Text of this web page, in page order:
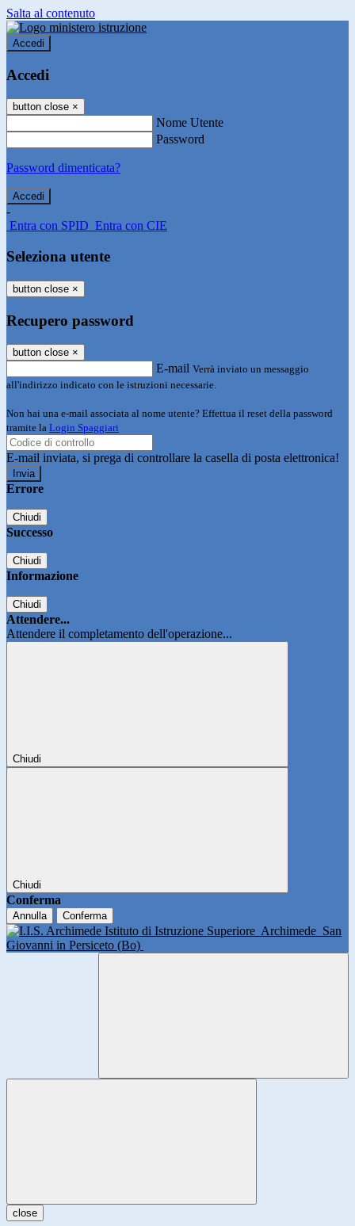
Salta al contenuto
Accedi
Accedi
button close ×
Nome Utente
Password
Password dimenticata?
-
Entra con SPID Entra con CIE
Seleziona utente
button close ×
Recupero password
button close ×
E-mail Verrà inviato un messaggio
all'indirizzo indicato con le istruzioni necessarie.
Non hai una e-mail associata al nome utente? Effettua il reset della password
tramite la Login Spaggiari
E-mail inviata, si prega di controllare la casella di posta elettronica!
Errore
Chiudi
Successo
Chiudi
Informazione
Chiudi
Attendere...
Attendere il completamento dell'operazione...
Chiudi
Chiudi
Conferma
Annulla Conferma
Istituto di Istruzione Superiore Archimede San
Giovanni in Persiceto (Bo)
close